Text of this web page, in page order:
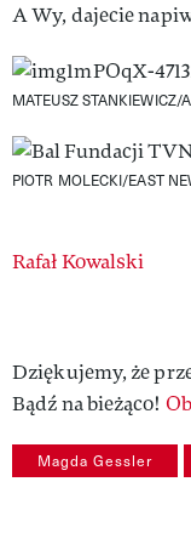
A Wy, dajecie
MATEUSZ STANKIEWICZ/
PIOTR MOLECKI/EAST
Authors
Rafał Kowalski
Dziękujemy, że
Bądź na bieżąco!
Magda Gessler